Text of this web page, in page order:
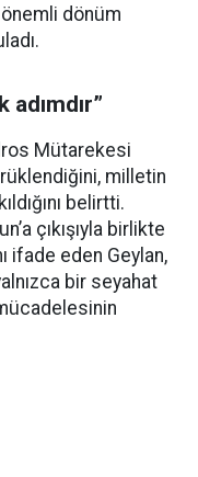
dönüm
Mütarekesi
milletin
belirtti.
çıkışıyla birlikte
ifade eden Geylan,
bir seyahat